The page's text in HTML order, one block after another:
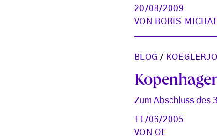
20/08/2009
VON
BORIS
BLOG /
Zum Abschluss des
11/06/2005
VON OE